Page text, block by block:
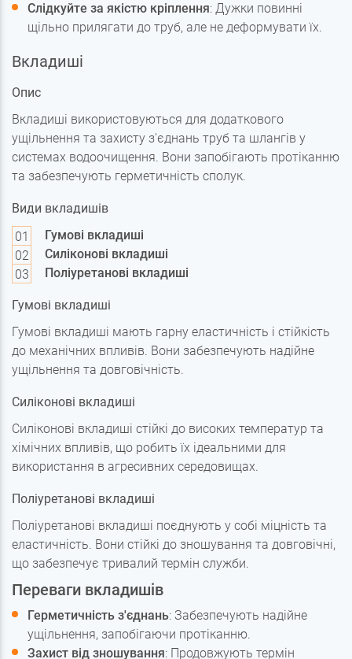
Слідкуйте за якістю кріплення: Дужки повинні
щільно прилягати до труб, але не деформувати їх.
Вкладиші
Опис
Вкладиші використовуються для додаткового
ущільнення та захисту з'єднань труб та шлангів у
системах водоочищення. Вони запобігають протіканню
та забезпечують герметичність сполук.
Види вкладишів
Гумові вкладиші
Силіконові вкладиші
Поліуретанові вкладиші
Гумові вкладиші
Гумові вкладиші мають гарну еластичність і стійкість
до механічних впливів. Вони забезпечують надійне
ущільнення та довговічність.
Силіконові вкладиші
Силіконові вкладиші стійкі до високих температур та
хімічних впливів, що робить їх ідеальними для
використання в агресивних середовищах.
Поліуретанові вкладиші
Поліуретанові вкладиші поєднують у собі міцність та
еластичність. Вони стійкі до зношування та довговічні,
що забезпечує тривалий термін служби.
Переваги вкладишів
Герметичність з'єднань: Забезпечують надійне
ущільнення, запобігаючи протіканню.
Захист від зношування: Продовжують термін